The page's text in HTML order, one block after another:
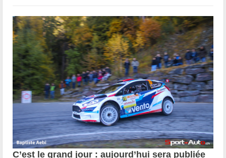
C’est le grand jour : aujourd’hui sera publiée